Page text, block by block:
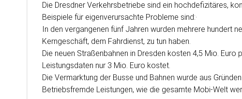
Die Dresdner Verkehrsbetriebe sind ein hochdefizitäres,
Beispiele für eigenverursachte Probleme sind:·
In den vergangenen fünf Jahren wurden mehrere hundert
Kerngeschäft, dem Fahrdienst, zu tun haben.
Die neuen Straßenbahnen in Dresden kosten 4,5 Mio. Euro
Leistungsdaten nur 3 Mio. Euro kostet.
Die Vermarktung der Busse und Bahnen wurde aus
Betriebsfremde Leistungen, wie die gesamte Mobi-Welt